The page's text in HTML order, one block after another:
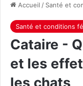
Accueil / Santé et
Santé et conditions
Cataire -
et les
les chats